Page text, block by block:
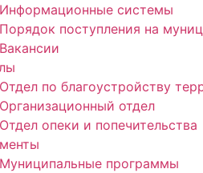
Информационные системы
Порядок поступления на
Вакансии
Отдел по благоустройству
Организационный отдел
Отдел опеки и попечительства
Муниципальные программы